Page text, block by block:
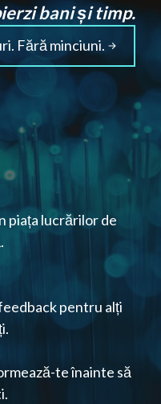
bani și timp.
Fără minciuni.
piața lucrărilor de
pentru alți
te înainte să